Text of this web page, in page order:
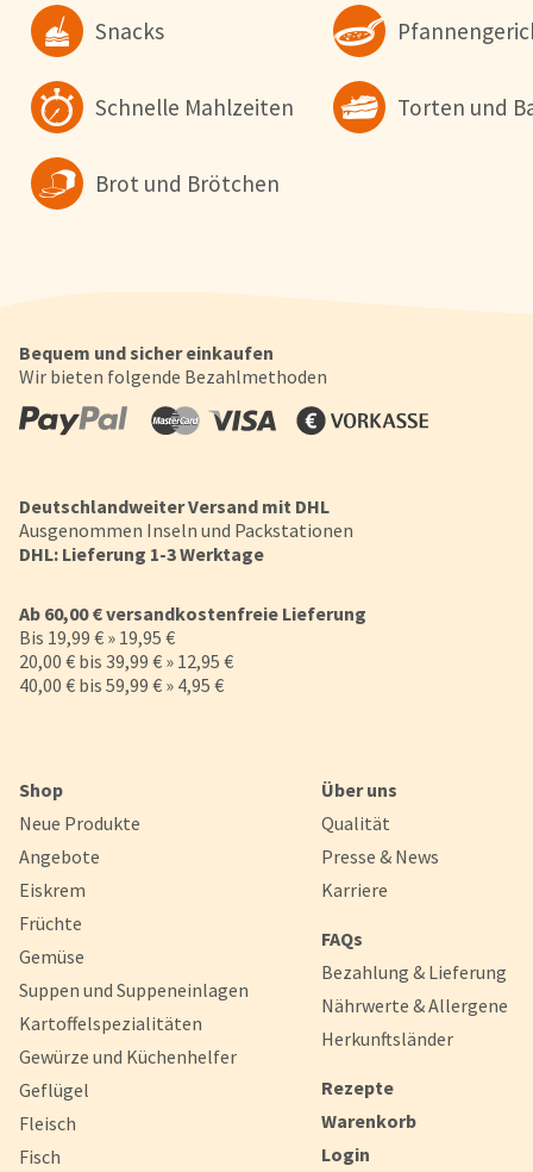
Snacks
Schnelle Mahlzeiten Torten und
Brot und Brötchen
Bequem und sicher einkaufen
Wir bieten folgende Bezahlmethoden
Deutschlandweiter Versand mit DHL
Ausgenommen Inseln und Packstationen
DHL: Lieferung 1-3 Werktage
Ab 60,00 € versandkostenfreie Lieferung
Bis 19,99 € » 19,95 €
20,00 € bis 39,99 € » 12,95 €
40,00 € bis 59,99 € » 4,95 €
Shop
Neue Produkte
Angebote
Eiskrem
Früchte
Gemüse
Suppen und Suppeneinlagen
Kartoffelspezialitäten
Gewürze und Küchenhelfer
Geflügel
Fleisch
Fisch
Über uns
Qualität
Presse & News
Karriere
FAQs
Bezahlung & Lieferung
Nährwerte & Allergene
Herkunftsländer
Rezepte
Warenkorb
Login
wollen. Weitere Informationen erhalten Sie in unserer
Datenschutzerklärung
Alle
Konfigurieren